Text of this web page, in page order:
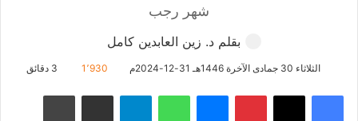
شهر رجب
بقلم د. زين العابدين كامل
الثلاثاء 30 جمادى الآخرة 1446هـ 31-12-2024م 1٬930
فيسبوك ‫X بينتيريستماسنجر واتساب تيلقرام مشاركة عبر البريد طباعة